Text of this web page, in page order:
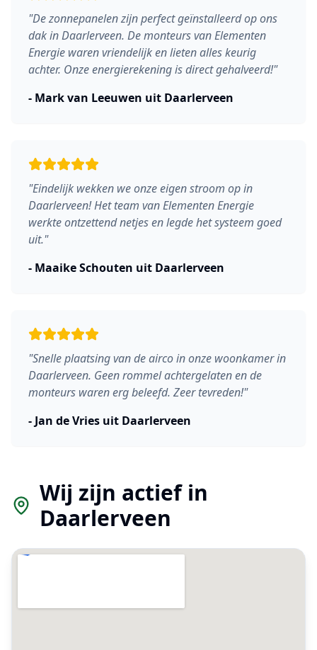
"De zonnepanelen zijn perfect geïnstalleerd op ons
dak in Daarlerveen. De monteurs van Elementen
Energie waren vriendelijk en lieten alles keurig
achter. Onze energierekening is direct gehalveerd!"
- Mark van Leeuwen uit Daarlerveen
"Eindelijk wekken we onze eigen stroom op in
Daarlerveen! Het team van Elementen Energie
werkte ontzettend netjes en legde het systeem goed
uit."
- Maaike Schouten uit Daarlerveen
"Snelle plaatsing van de airco in onze woonkamer in
Daarlerveen. Geen rommel achtergelaten en de
monteurs waren erg beleefd. Zeer tevreden!"
- Jan de Vries uit Daarlerveen
Wij zijn actief in
Daarlerveen